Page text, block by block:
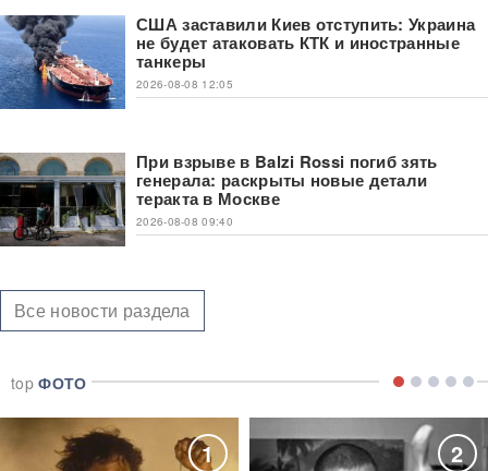
США заставили Киев отступить: Украина
не будет атаковать КТК и иностранные
танкеры
2026-08-08 12:05
При взрыве в Balzi Rossi погиб зять
генерала: раскрыты новые детали
теракта в Москве
2026-08-08 09:40
Все новости раздела
topФОТО
1 2